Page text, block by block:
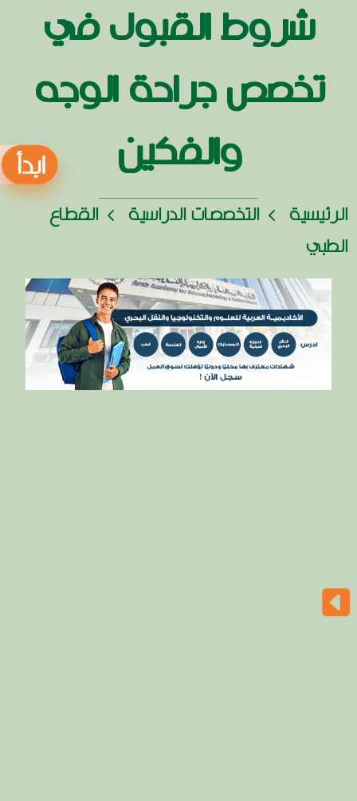
شروط القبول في
تخصص جراحة الوجه
والفكين
الرئيسية التخصصات الدراسية
القطاع
الطبي